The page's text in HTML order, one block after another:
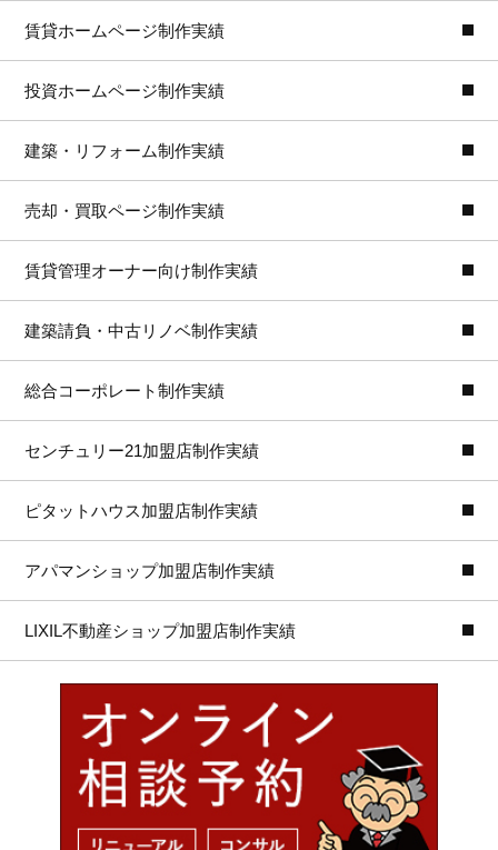
賃貸ホームページ制作実績
投資ホームページ制作実績
建築・リフォーム制作実績
売却・買取ページ制作実績
賃貸管理オーナー向け制作実績
建築請負・中古リノベ制作実績
総合コーポレート制作実績
センチュリー21加盟店制作実績
ピタットハウス加盟店制作実績
アパマンショップ加盟店制作実績
LIXIL不動産ショップ加盟店制作実績